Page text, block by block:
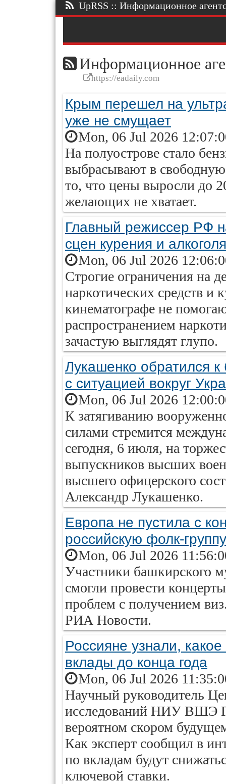
UpRSS :: Информационное
Информационное
https://eadaily.com
Крым перешел на
уже не смущает
Mon, 06 Jul 2026
На полуострове стало
выбрасывают в
то, что цены выросли до
желающих не хватает.
Главный режиссер РФ
сцен курения и
Mon, 06 Jul 2026
Строгие ограничения на
наркотических средств и
кинематографе не
распространением
зачастую выглядят глупо.
Лукашенко обратился
с ситуацией вокруг
Mon, 06 Jul 2026
К затягиванию
силами стремится
сегодня, 6 июля, на
выпускников высших
высшего офицерского
Александр Лукашенко.
Европа не пустила с
российскую фолк-группу
Mon, 06 Jul 2026
Участники башкирского
смогли провести
проблем с получением
РИА Новости.
Россияне узнали,
вклады до конца года
Mon, 06 Jul 2026
Научный руководитель
исследований НИУ ВШЭ
вероятном скором
Как эксперт сообщил в
по вкладам будут
ключевой ставки.